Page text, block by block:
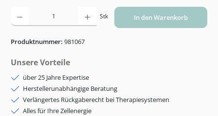
Produkt Anzahl: Gib den gewünschten Wert ein oder benutze die Schaltflächen um die
Stk In den Warenkorb
Produktnummer: 981067
Unsere Vorteile
über 25 Jahre Expertise
Herstellerunabhängige Beratung
Verlängertes Rückgaberecht bei Therapiesystemen
Alles für Ihre Zellenergie